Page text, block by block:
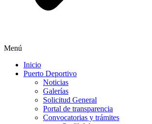
Menú
Inicio
Puerto Deportivo
Noticias
Galerías
Solicitud General
Portal de transparencia
Convocatorias y trámites